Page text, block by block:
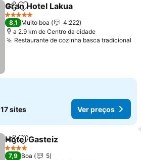
PartilharAdicionar aos favoritos
Gran Hotel Lakua
5 Estrelas
8,1 Muito boa
4.222
a 2.9 km de Centro da cidade
Restaurante de cozinha basca tradicional
17 sites Ver preços
PartilharAdicionar aos favoritos
Hotel Gasteiz
4 Estrelas
7,9 Boa
5